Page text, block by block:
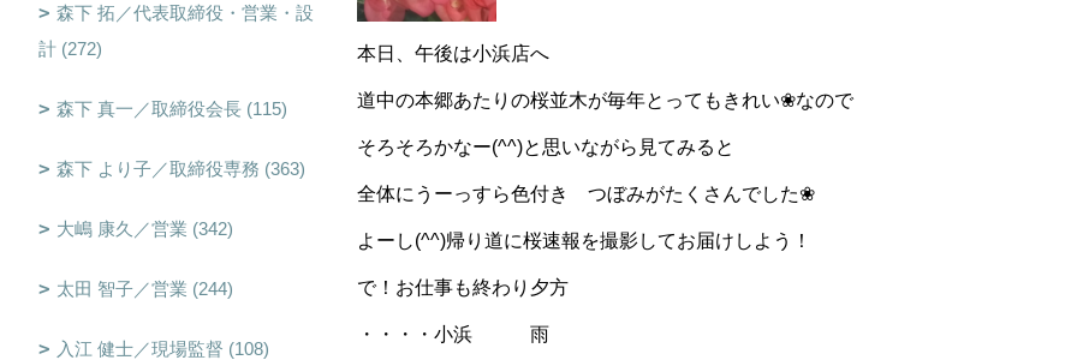
本日、午後は小浜店へ
道中の本郷あたりの桜並木が毎年とってもきれい❀なので
そろそろかなー(^^)と思いながら見てみると
全体にうーっすら色付き つぼみがたくさんでした❀
よーし(^^)帰り道に桜速報を撮影してお届けしよう！
で！お仕事も終わり夕方
・・・・小浜 雨
森下 拓／代表取締役・営業・設
計 (272)
森下 真一／取締役会長 (115)
森下 より子／取締役専務 (363)
大嶋 康久／営業 (342)
太田 智子／営業 (244)
入江 健士／現場監督 (108)